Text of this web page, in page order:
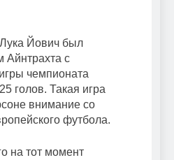
Йович был
Айнтрахта с
чемпионата
голов. Такая игра
внимание со
футбола.
на тот момент